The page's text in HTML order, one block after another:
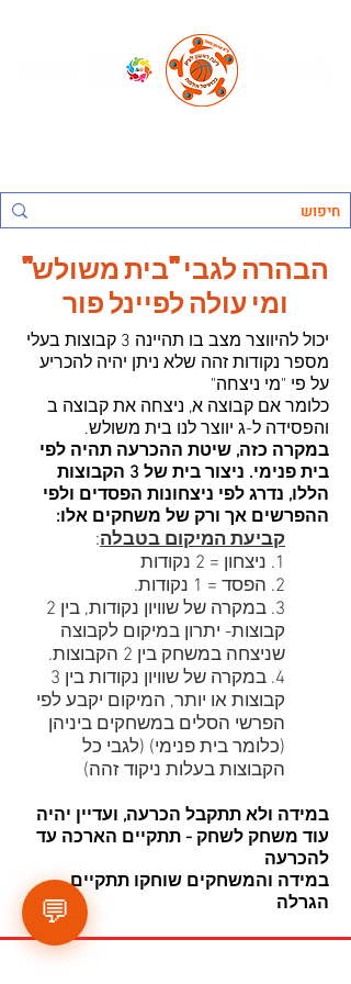
💬
הבהרה לגבי "בית משולש"
ומי עולה לפיינל פור
יכול להיווצר מצב בו תהיינה 3 קבוצות בעלי
מספר נקודות זהה שלא ניתן יהיה להכריע
על פי "מי ניצחה"
כלומר אם קבוצה א, ניצחה את קבוצה ב
והפסידה ל-ג יווצר לנו בית משולש.
במקרה כזה, שיטת ההכרעה תהיה לפי
בית פנימי. ניצור בית של 3 הקבוצות
הללו, נדרג לפי ניצחונות הפסדים ולפי
ההפרשים אך ורק של משחקים אלו:
קביעת המיקום בטבלה:
1. ניצחון = 2 נקודות
2. הפסד = 1 נקודות.
3. במקרה של שוויון נקודות, בין 2
קבוצות- יתרון במיקום לקבוצה
שניצחה במשחק בין 2 הקבוצות.
4. במקרה של שוויון נקודות בין 3
קבוצות או יותר, המיקום יקבע לפי
הפרשי הסלים במשחקים ביניהן
(כלומר בית פנימי) (לגבי כל
הקבוצות בעלות ניקוד זהה)
במידה ולא תתקבל הכרעה, ועדיין יהיה
עוד משחק לשחק - תתקיים הארכה עד
להכרעה
במידה והמשחקים שוחקו תתקיים
הגרלה